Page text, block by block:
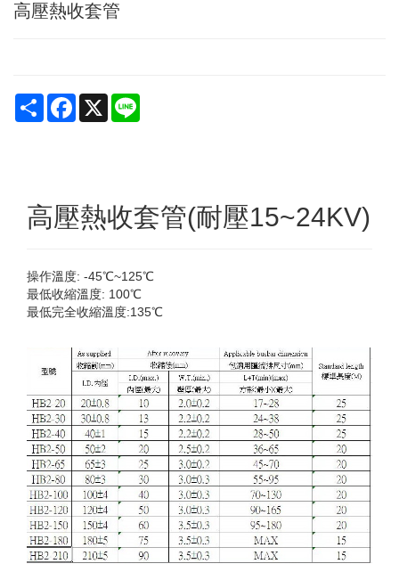
高壓熱收套管
Share Facebook
X
高壓熱收套管(耐壓15~24KV)
操作溫度: -45℃~125℃
最低收縮溫度: 100℃
最低完全收縮溫度:135℃